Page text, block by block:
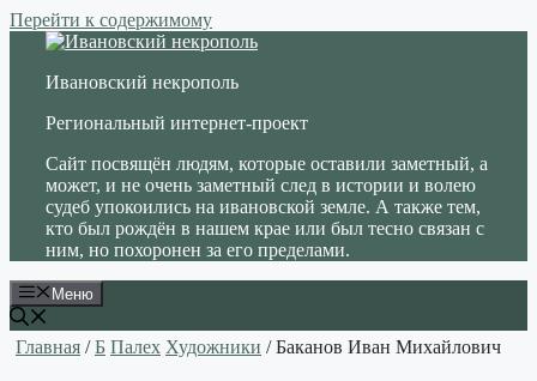
Перейти к содержимому
Ивановский некрополь
Региональный интернет-проект
Сайт посвящён людям, которые оставили заметный, а
может, и не очень заметный след в истории и волею
судеб упокоились на ивановской земле. А также тем,
кто был рождён в нашем крае или был тесно связан с
ним, но похоронен за его пределами.
Меню
Главная /Б Палех Художники / Баканов Иван Михайлович